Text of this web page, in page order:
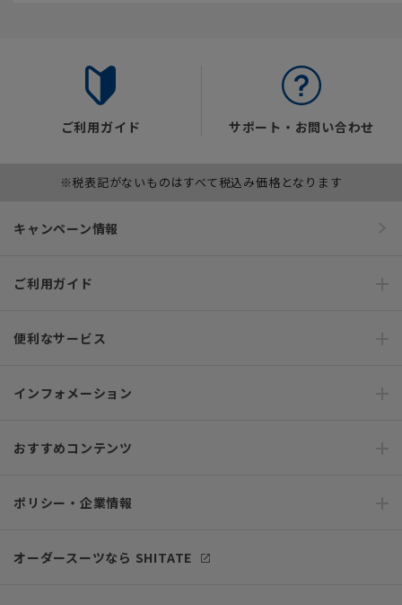
ご利用ガイド サポート・お問い合わせ
※税表記がないものはすべて税込み価格となります
キャンペーン情報
ご利用ガイド
便利なサービス
インフォメーション
おすすめコンテンツ
ポリシー・企業情報
オーダースーツなら SHITATE